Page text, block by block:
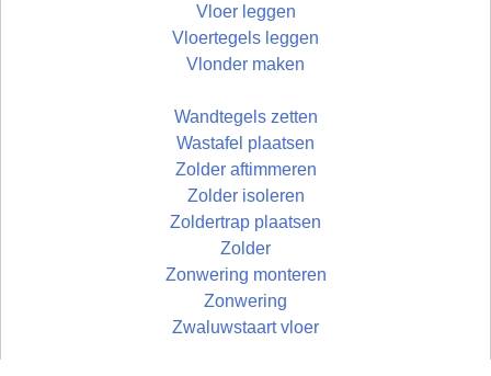
Vloer leggen
Vloertegels leggen
Vlonder maken
Wandtegels zetten
Wastafel plaatsen
Zolder aftimmeren
Zolder isoleren
Zoldertrap plaatsen
Zolder
Zonwering monteren
Zonwering
Zwaluwstaart vloer